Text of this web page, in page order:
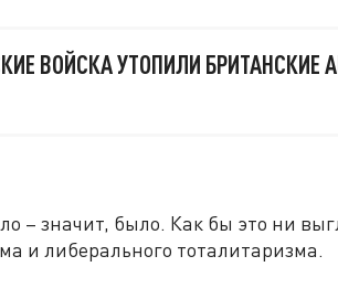
ВОЙСКА УТОПИЛИ БРИТАНСКИЕ
– значит, было. Как бы это ни
и либерального тоталитаризма.